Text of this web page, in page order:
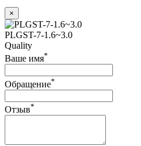
×
PLGST-7-1.6~3.0
Quality
Ваше имя*
Обращение*
Отзыв*